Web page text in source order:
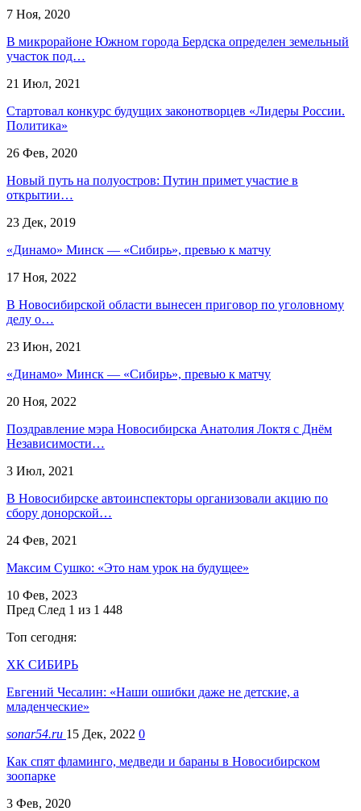
7 Ноя, 2020
В микрорайоне Южном города Бердска определен земельный
участок под…
21 Июл, 2021
Стартовал конкурс будущих законотворцев «Лидеры России.
Политика»
26 Фев, 2020
Новый путь на полуостров: Путин примет участие в
открытии…
23 Дек, 2019
«Динамо» Минск — «Сибирь», превью к матчу
17 Ноя, 2022
В Новосибирской области вынесен приговор по уголовному
делу о…
23 Июн, 2021
«Динамо» Минск — «Сибирь», превью к матчу
20 Ноя, 2022
Поздравление мэра Новосибирска Анатолия Локтя с Днём
Независимости…
3 Июл, 2021
В Новосибирске автоинспекторы организовали акцию по
сбору донорской…
24 Фев, 2021
Максим Сушко: «Это нам урок на будущее»
10 Фев, 2023
Пред След 1 из 1 448
Топ сегодня:
ХК СИБИРЬ
Евгений Чесалин: «Наши ошибки даже не детские, а
младенческие»
sonar54.ru 15 Дек, 2022 0
Как спят фламинго, медведи и бараны в Новосибирском
зоопарке
3 Фев, 2020